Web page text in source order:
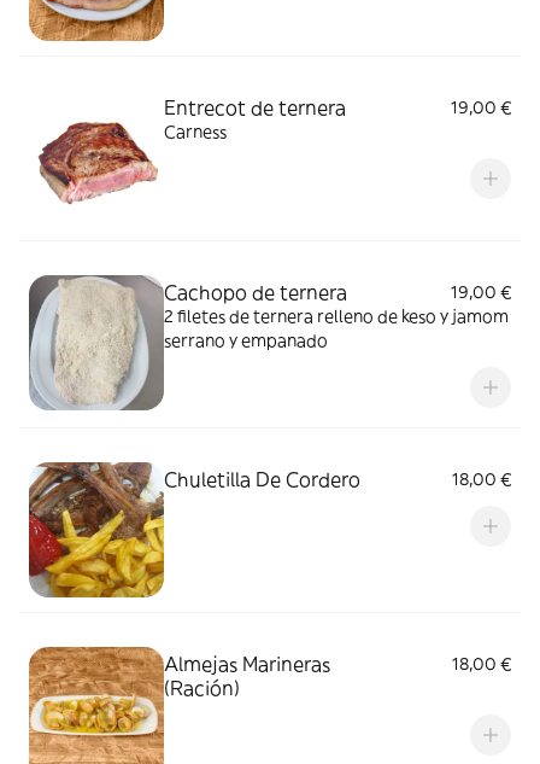
Entrecot de ternera
19,00 €
Carness
Cachopo de ternera
19,00 €
2 filetes de ternera relleno de keso y jamom
serrano y empanado
Chuletilla De Cordero 18,00 €
Almejas Marineras
(Ración)
18,00 €